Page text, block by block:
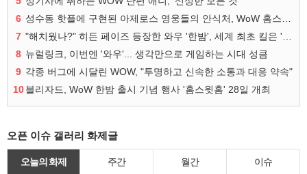
6
7
8 뉴럴링크, 이번엔 '와우'... 생각만으로 게임하는 시대 성큼
9 각종 버그에 시달린 WOW, "투명하고 신속한 소통과 대응 약속"
10블리자드, WoW 한밤 출시 기념 행사 '홈스윗홈' 28일 개최
오픈 이슈 갤러리 화제글
오늘의 화제 주간 월간 이슈